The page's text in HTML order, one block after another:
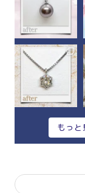
もっと